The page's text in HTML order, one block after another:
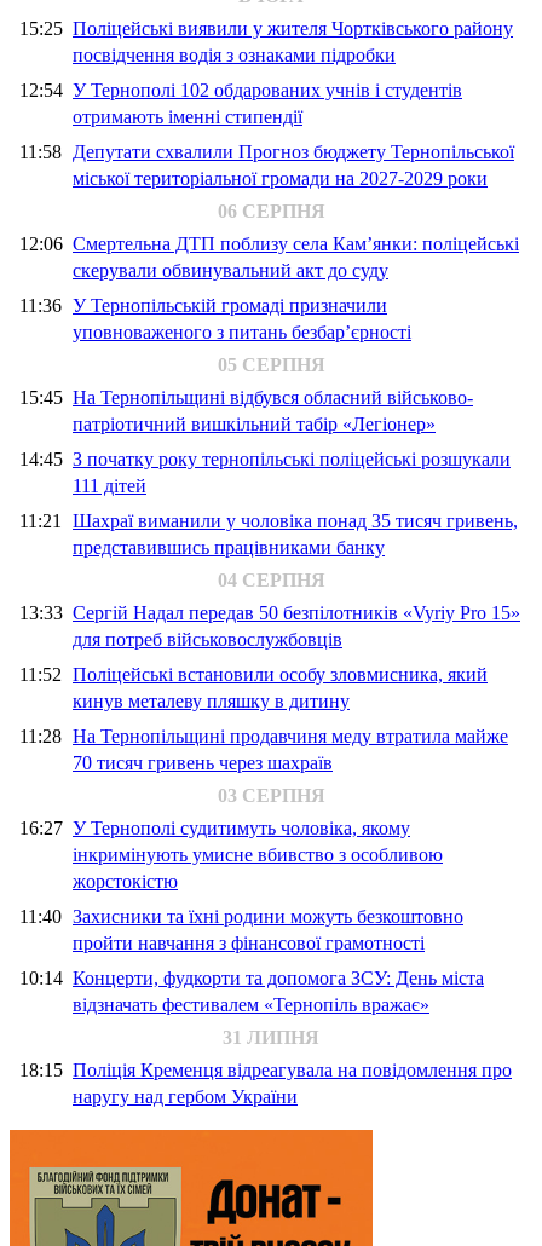
15:25 Поліцейські виявили у жителя Чортківського району
посвідчення водія з ознаками підробки
12:54 У Тернополі 102 обдарованих учнів і студентів
отримають іменні стипендії
11:58 Депутати схвалили Прогноз бюджету Тернопільської
міської територіальної громади на 2027-2029 роки
06 СЕРПНЯ
12:06 Смертельна ДТП поблизу села Кам’янки: поліцейські
скерували обвинувальний акт до суду
11:36 У Тернопільській громаді призначили
уповноваженого з питань безбар’єрності
05 СЕРПНЯ
15:45 На Тернопільщині відбувся обласний військово-
патріотичний вишкільний табір «Легіонер»
14:45 З початку року тернопільські поліцейські розшукали
111 дітей
11:21 Шахраї виманили у чоловіка понад 35 тисяч гривень,
представившись працівниками банку
04 СЕРПНЯ
13:33 Сергій Надал передав 50 безпілотників «Vyriy Pro 15»
для потреб військовослужбовців
11:52 Поліцейські встановили особу зловмисника, який
кинув металеву пляшку в дитину
11:28 На Тернопільщині продавчиня меду втратила майже
70 тисяч гривень через шахраїв
03 СЕРПНЯ
16:27 У Тернополі судитимуть чоловіка, якому
інкримінують умисне вбивство з особливою
жорстокістю
11:40 Захисники та їхні родини можуть безкоштовно
пройти навчання з фінансової грамотності
10:14 Концерти, фудкорти та допомога ЗСУ: День міста
відзначать фестивалем «Тернопіль вражає»
31 ЛИПНЯ
18:15 Поліція Кременця відреагувала на повідомлення про
наругу над гербом України